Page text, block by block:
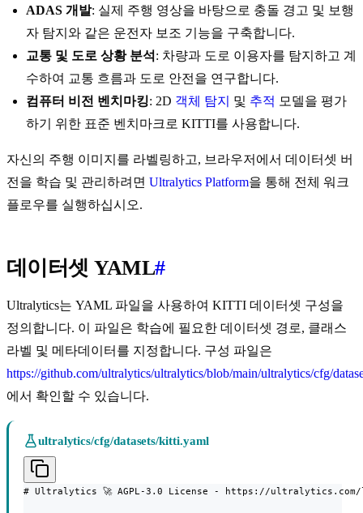
ADAS 개발: 실제 주행 영상을 바탕으로 충돌 경고 및 보행
자 탐지와 같은 운전자 보조 기능을 구축합니다.
교통 및 도로 상황 분석 : 차량과 도로 이용자를 탐지하고 계
수하여 교통 흐름과 도로 안전을 연구합니다.
컴퓨터 비전 벤치마킹: 2D 객체 탐지 및 추적 모델을 평가
하기 위한 표준 벤치마크로 KITTI를 사용합니다.
자신의 주행 이미지를 라벨링하고, 브라우저에서 데이터셋 버
전을 학습 및 관리하려면 Ultralytics Platform을 통해 전체 워크
플로우를 실행하십시오.
데이터셋 YAML#
Ultralytics는 YAML 파일을 사용하여 KITTI 데이터셋 구성을
정의합니다. 이 파일은 학습에 필요한 데이터셋 경로, 클래스
라벨 및 메타데이터를 지정합니다. 구성 파일은
https://github.com/ultralytics/ultralytics/blob/main/ultralytics/cfg/
에서 확인할 수 있습니다.
ultralytics/cfg/datasets/kitti.yaml
# Ultralytics 🚀 AGPL-3.0 License - https://ultralytics.com/